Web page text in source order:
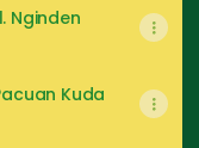
Nginden
Kuda